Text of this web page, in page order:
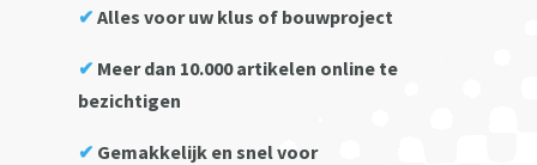
✔ Alles voor uw klus of bouwproject
✔ Meer dan 10.000 artikelen online te
bezichtigen
✔ Gemakkelijk en snel voor